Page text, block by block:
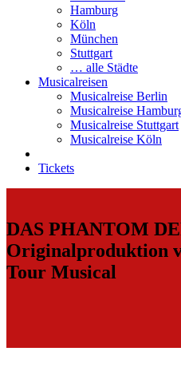
Hamburg
Köln
München
Stuttgart
… alle Städte
Musicalreisen
Musicalreise Berlin
Musicalreise
Musicalreise Stuttgart
Musicalreise Köln
Tickets
DAS PHANTOM
Originalproduktion
Tour Musical